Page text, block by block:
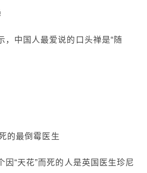
，中国人最爱说的口头禅是“随
的最倒霉医生
因“天花”而死的人是英国医生珍尼